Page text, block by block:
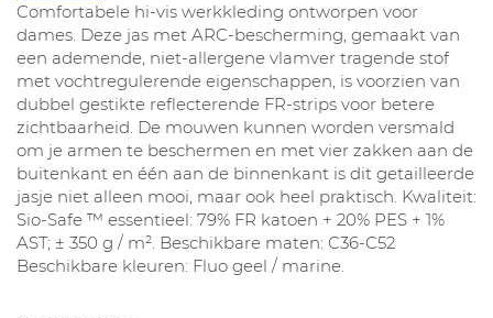
Comfortabele hi-vis werkkleding ontworpen voor
dames. Deze jas met ARC-bescherming, gemaakt van
een ademende, niet-allergene vlamver tragende stof
met vochtregulerende eigenschappen, is voorzien van
dubbel gestikte reflecterende FR-strips voor betere
zichtbaarheid. De mouwen kunnen worden versmald
om je armen te beschermen en met vier zakken aan de
buitenkant en één aan de binnenkant is dit getailleerde
jasje niet alleen mooi, maar ook heel praktisch. Kwaliteit:
Sio-Safe ™ essentieel: 79% FR katoen + 20% PES + 1%
AST; ± 350 g / m². Beschikbare maten: C36-C52
Beschikbare kleuren: Fluo geel / marine.